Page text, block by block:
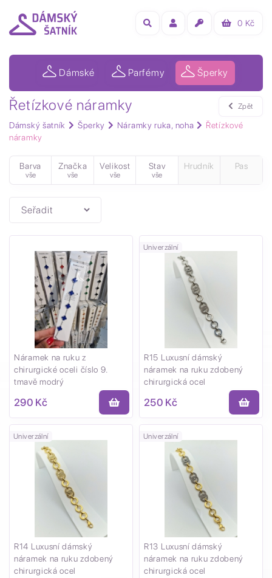
0 Kč
Dámské Parfémy Šperky
Řetízkové náramky
Dámský šatník Šperky Náramky ruka, noha
Řetízkové
náramky
Zpět
Barva
vše
Značka
vše
Velikost
vše
Stav
vše
Hrudník Pas
Náramek na ruku z
chirurgické oceli číslo 9.
tmavě modrý
290 Kč
Univerzální
R15 Luxusní dámský
náramek na ruku zdobený
chirurgická ocel
250 Kč
Univerzální
R14 Luxusní dámský
náramek na ruku zdobený
chirurgická ocel
Univerzální
R13 Luxusní dámský
náramek na ruku zdobený
chirurgická ocel